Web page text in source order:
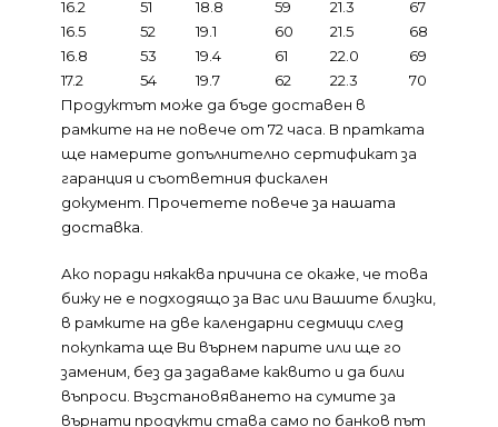
16.2 51 18.8 59 21.3
67
16.5
52 19.1 60 21.5
68
16.8
53 19.4 61 22.0
69
17.2
54 19.7 62 22.3
70
Продуктът може да бъде доставен в
рамките на не повече от 72 часа. В пратката
ще намерите допълнително сертификат за
гаранция и съответния фискален
документ. Прочетете повече за нашата
доставка.
Ако поради някаква причина се окаже, че това
бижу не е подходящо за Вас или Вашите близки,
в рамките на две календарни седмици след
покупката ще Ви върнем парите или ще го
заменим, без да задаваме каквито и да били
въпроси. Възстановяването на сумите за
върнати продукти става само по банков път